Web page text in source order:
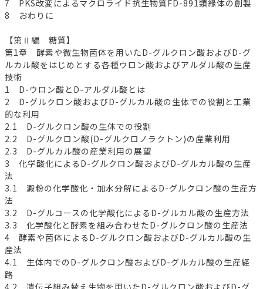
7 PKS改変によるマクロライド抗生物質FD-891類縁体の創製
8 おわりに
【第Ⅱ編 糖質】
第1章 酵素や微生物菌体を用いたD-グルクロン酸およびD-グ
ルカル酸をはじめとする各種ウロン酸およびアルダル酸の生産
技術
1 D-ウロン酸とD-アルダル酸とは
2 D-グルクロン酸およびD-グルカル酸の生体での役割と工業
的な利用
2.1 D-グルクロン酸の生体での役割
2.2 D-グルクロン酸(D-グルクロノラクトン)の産業利用
2.3 D-グルカル酸の産業利用の展望
3 化学酸化によるD-グルクロン酸およびD-グルカル酸の生産
法
3.1 澱粉の化学酸化・加水分解によるD-グルクロン酸の生産方
法
3.2 D-グルコースの化学酸化によるD-グルカル酸の生産方法
3.3 化学酸化と酵素を組み合わせたD-グルクロン酸の生産法
4 酵素や菌体によるD-グルクロン酸およびD-グルカル酸の生
産法
4.1 生体内でのD-グルクロン酸およびD-グルカル酸の生産経
路